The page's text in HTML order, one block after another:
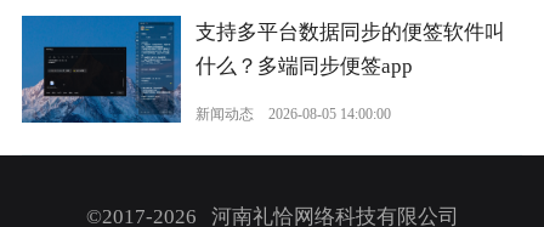
支持多平台数据同步的便签软件叫
什么？多端同步便签app
新闻动态 2026-08-05 14:00:00
©2017-2026 河南礼恰网络科技有限公司